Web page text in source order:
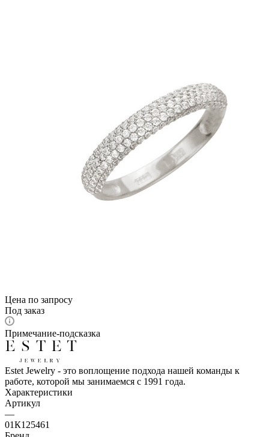
Цена по запросу
Под заказ
Примечание-подсказка
Estet Jewelry - это воплощение подхода нашей команды к
работе, которой мы занимаемся с 1991 года.
Характеристики
Артикул
—
01К125461